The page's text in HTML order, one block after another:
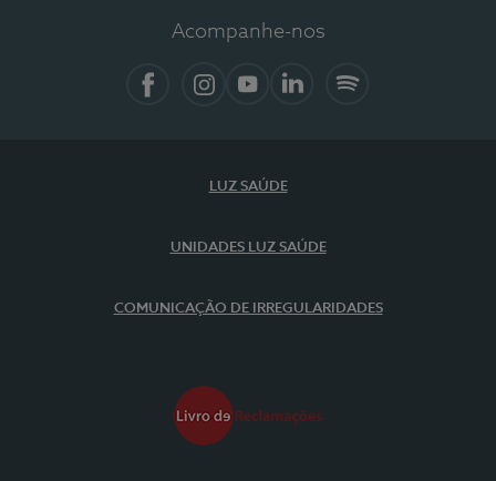
Acompanhe-nos
LUZ SAÚDE
UNIDADES LUZ SAÚDE
COMUNICAÇÃO DE IRREGULARIDADES